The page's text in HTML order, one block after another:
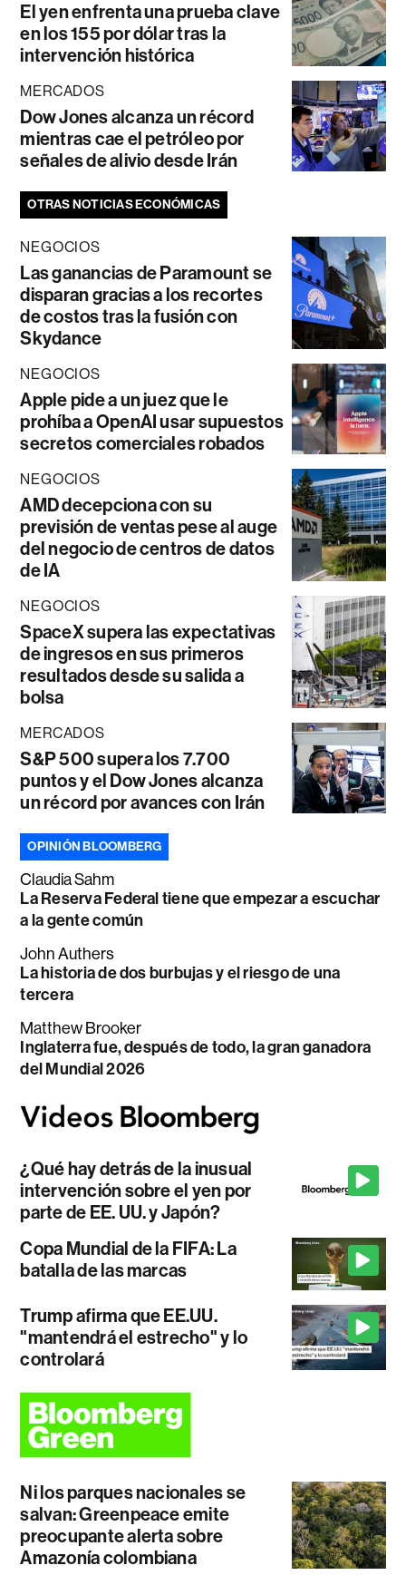
El yen enfrenta una prueba clave
en los 155 por dólar tras la
intervención histórica
MERCADOS
Dow Jones alcanza un récord
mientras cae el petróleo por
señales de alivio desde Irán
OTRAS NOTICIAS ECONÓMICAS
NEGOCIOS
Las ganancias de Paramount se
disparan gracias a los recortes
de costos tras la fusión con
Skydance
NEGOCIOS
Apple pide a un juez que le
prohíba a OpenAI usar supuestos
secretos comerciales robados
NEGOCIOS
AMD decepciona con su
previsión de ventas pese al auge
del negocio de centros de datos
de IA
NEGOCIOS
SpaceX supera las expectativas
de ingresos en sus primeros
resultados desde su salida a
bolsa
MERCADOS
S&P 500 supera los 7.700
puntos y el Dow Jones alcanza
un récord por avances con Irán
OPINIÓN BLOOMBERG
Claudia Sahm
La Reserva Federal tiene que empezar a escuchar
a la gente común
John Authers
La historia de dos burbujas y el riesgo de una
tercera
Matthew Brooker
Inglaterra fue, después de todo, la gran ganadora
del Mundial 2026
¿Qué hay detrás de la inusual
intervención sobre el yen por
parte de EE. UU. y Japón?
Copa Mundial de la FIFA: La
batalla de las marcas
Trump afirma que EE.UU.
"mantendrá el estrecho" y lo
controlará
Ni los parques nacionales se
salvan: Greenpeace emite
preocupante alerta sobre
Amazonía colombiana